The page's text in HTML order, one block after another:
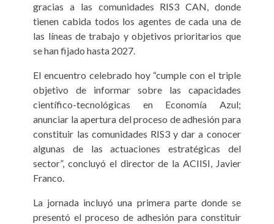
gracias a las comunidades RIS3 CAN, donde
tienen cabida todos los agentes de cada una de
las líneas de trabajo y objetivos prioritarios que
se han fijado hasta 2027.
El encuentro celebrado hoy “cumple con el triple
objetivo de informar sobre las capacidades
científico-tecnológicas en Economía Azul;
anunciar la apertura del proceso de adhesión para
constituir las comunidades RIS3 y dar a conocer
algunas de las actuaciones estratégicas del
sector”, concluyó el director de la ACIISI, Javier
Franco.
La jornada incluyó una primera parte donde se
presentó el proceso de adhesión para constituir